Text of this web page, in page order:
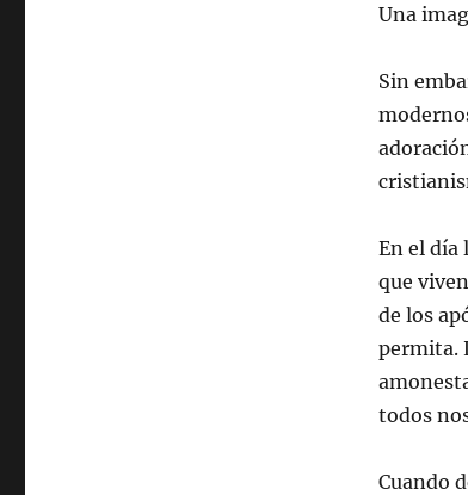
Una
Sin
En el día
que
de los
permita.
todos
Cuando